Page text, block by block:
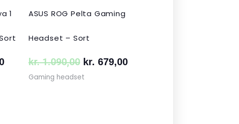
1 ASUS ROG Pelta Gaming
Headset – Sort
kr.1.090,00 kr. 679,00
Gaming headset